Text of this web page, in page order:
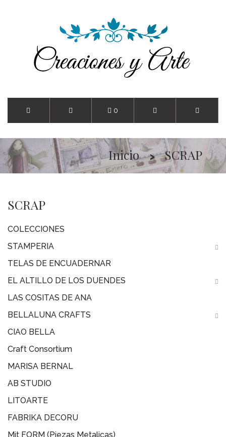
0
Inicio SCRAP
SCRAP
COLECCIONES
STAMPERIA
TELAS DE ENCUADERNAR
EL ALTILLO DE LOS DUENDES
LAS COSITAS DE ANA
BELLALUNA CRAFTS
CIAO BELLA
Craft Consortium
MARISA BERNAL
AB STUDIO
LITOARTE
FABRIKA DECORU
Mit FORM (Piezas Metalicas)